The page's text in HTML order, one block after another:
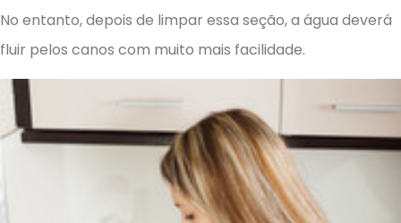
No entanto, depois de limpar essa seção, a água deverá
fluir pelos canos com muito mais facilidade.